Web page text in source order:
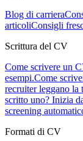
Blog di carriera
articoliConsigli
Scrittura del CV
Come scrivere un
esempi.Come
recruiter leggano la
scritto uno? Inizia
screening
Formati di CV